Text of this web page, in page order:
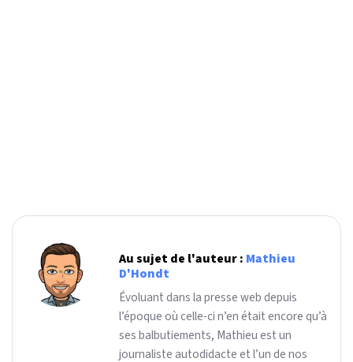
Au sujet de l'auteur : Mathieu
D'Hondt
Évoluant dans la presse web depuis
l’époque où celle-ci n’en était encore qu’à
ses balbutiements, Mathieu est un
journaliste autodidacte et l’un de nos